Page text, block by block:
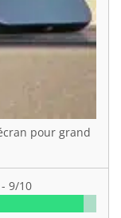
pour grand
9/10